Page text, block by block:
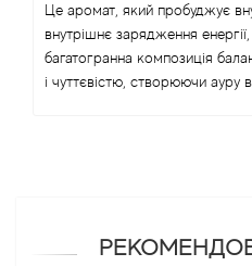
Це аромат, який пробуджує
внутрішнє зарядження
багатогранна композиція
і чуттєвістю, створюючи ауру
Antonia's Flowers
Antonio Banderas